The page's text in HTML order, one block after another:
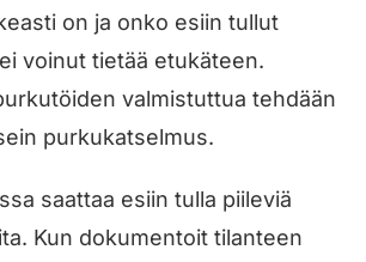
on ja onko esiin tullut
voinut tietää etukäteen.
valmistuttua tehdään
purkukatselmus.
saattaa esiin tulla piileviä
Kun dokumentoit tilanteen